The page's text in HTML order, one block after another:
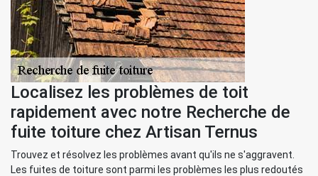
Localisez les problèmes de toit
rapidement avec notre Recherche de
fuite toiture chez Artisan Ternus
Trouvez et résolvez les problèmes avant qu'ils ne s'aggravent.
Les fuites de toiture sont parmi les problèmes les plus redoutés